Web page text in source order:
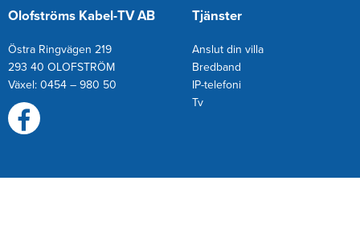
Olofströms Kabel-TV AB
Östra Ringvägen 219
293 40 OLOFSTRÖM
Växel: 0454 – 980 50
Tjänster
Anslut din villa
Bredband
IP-telefoni
Tv